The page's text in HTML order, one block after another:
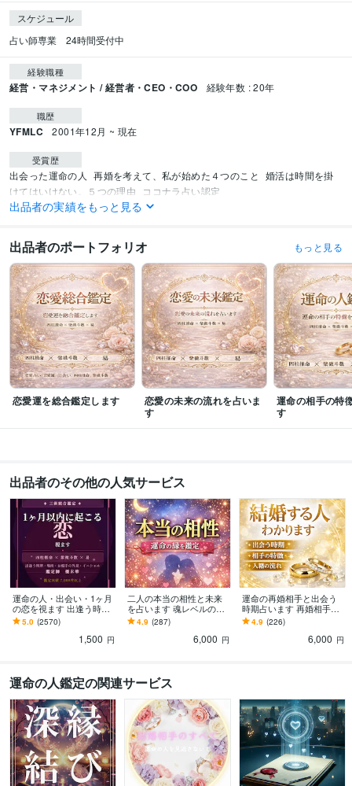
スケジュール
占い師専業　24時間受付中
経験職種
経営・マネジメント / 経営者・CEO・COO 経験年数 : 20年
職歴
YFMLC 2001年12月 ~ 現在
受賞歴
出会った運命の人 再婚を考えて、私が始めた４つのこと
婚活は時間を掛
けてはいけない。５つの理由
ココナラ占い認定
夫婦カウンセラー 取得年 : 2022年
メンタル心理カウンセラー 取得年 : 2022年
その他ツール
四柱推命:13年九星気学:6年西洋占星術:4年奇門遁甲:8年
スピリチュアルリーディング:11年算命学:7年風水:20年
日本能力開発推進協会 上級心理カウンセラー:2年
日本能力開発推進協会 夫婦カウンセラー:2年
日本能力開発推進協会 メンタル心理カウンセラー:2年
得意分野
四柱推命×紫微斗数×易の三術統合
占い スピリチュアル 恋愛鑑定 結婚運鑑定 相性鑑定
復縁鑑定
英語 日常会話レベル
出品者の実績をもっと見る
出品者のポートフォリオ もっと見る
恋愛運を総合鑑定します
恋愛の未来の流れを占いま
す
運命の相手の特
す
出品者のその他の人気サービス
運命の人・出会い・1ヶ月
の恋を視ます 出逢う時
期・場所・お相手の特徴
を三術で読む
5.0 (2570)
1,500 円
二人の本当の相性と未来
を占います 魂レベルの相
性・縁の深さ・恋の未来
まで鑑定
4.9 (287)
6,000 円
運命の再婚相手と出会う
時期占います 再婚相手の
特徴・出会う時期・結婚
の未来まで鑑定
4.9 (226)
6,000 円
運命の人鑑定の関連サービス